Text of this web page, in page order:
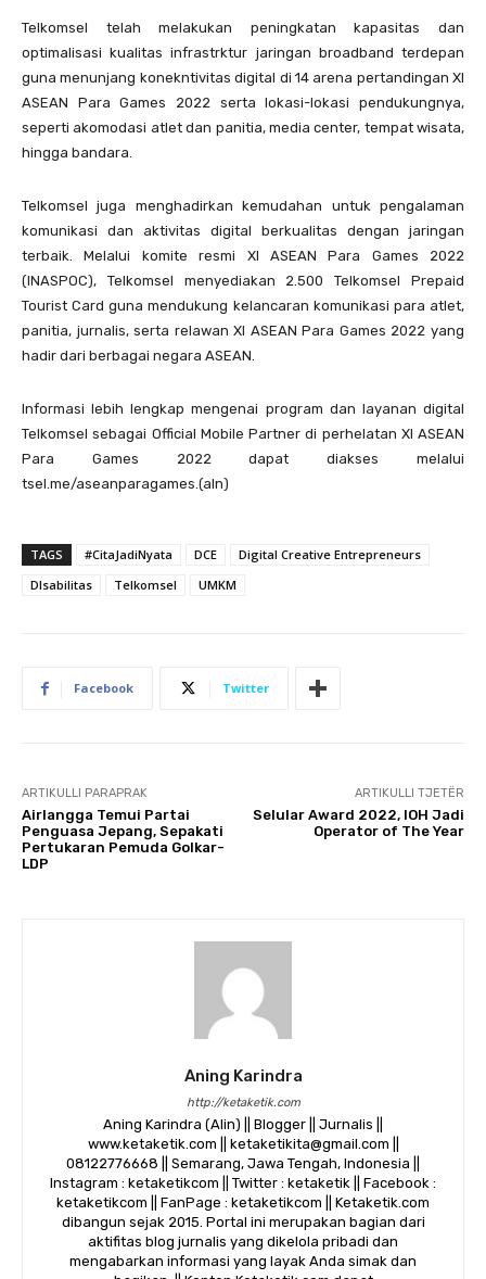
Telkomsel telah melakukan peningkatan kapasitas dan
optimalisasi kualitas infrastrktur jaringan broadband terdepan
guna menunjang konekntivitas digital di 14 arena pertandingan XI
ASEAN Para Games 2022 serta lokasi-lokasi pendukungnya,
seperti akomodasi atlet dan panitia, media center, tempat wisata,
hingga bandara.
Telkomsel juga menghadirkan kemudahan untuk pengalaman
komunikasi dan aktivitas digital berkualitas dengan jaringan
terbaik. Melalui komite resmi XI ASEAN Para Games 2022
(INASPOC), Telkomsel menyediakan 2.500 Telkomsel Prepaid
Tourist Card guna mendukung kelancaran komunikasi para atlet,
panitia, jurnalis, serta relawan XI ASEAN Para Games 2022 yang
hadir dari berbagai negara ASEAN.
Informasi lebih lengkap mengenai program dan layanan digital
Telkomsel sebagai Official Mobile Partner di perhelatan XI ASEAN
Para Games 2022 dapat diakses melalui
tsel.me/aseanparagames.(aln)
TAGS #CitaJadiNyata DCE
Digital Creative Entrepreneurs
DIsabilitas
Telkomsel UMKM
Facebook Twitter
ARTIKULLI PARAPRAK
Airlangga Temui Partai
Penguasa Jepang, Sepakati
Pertukaran Pemuda Golkar-
LDP
ARTIKULLI TJETËR
Selular Award 2022, IOH Jadi
Operator of The Year
Aning Karindra
http://ketaketik.com
Aning Karindra (Alin) || Blogger || Jurnalis ||
www.ketaketik.com || ketaketikita@gmail.com ||
08122776668 || Semarang, Jawa Tengah, Indonesia ||
Instagram : ketaketikcom || Twitter : ketaketik || Facebook :
ketaketikcom || FanPage : ketaketikcom || Ketaketik.com
dibangun sejak 2015. Portal ini merupakan bagian dari
aktifitas blog jurnalis yang dikelola pribadi dan
mengabarkan informasi yang layak Anda simak dan